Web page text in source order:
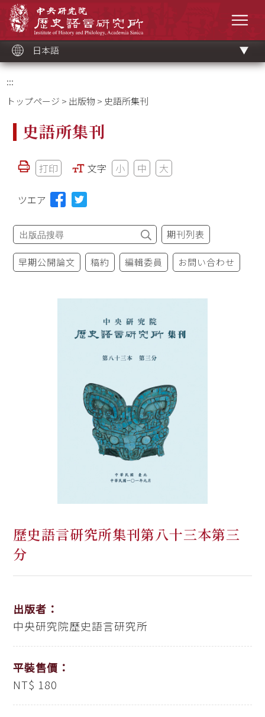
ッ
ク
日本語
:::
トップページ > 出版物 > 史語所集刊
史語所集刊
打印 文字 小 中 大
ツエア
期刊列表
早期公開論文 稿約 編輯委員 お問い合わせ
歷史語言研究所集刊第八十三本第三
分
出版者：
中央研究院歷史語言研究所
平裝售價：
NT$ 180